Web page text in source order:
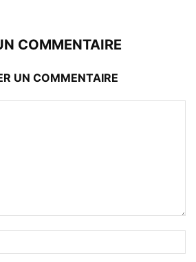
COMMENTAIRE
UN COMMENTAIRE